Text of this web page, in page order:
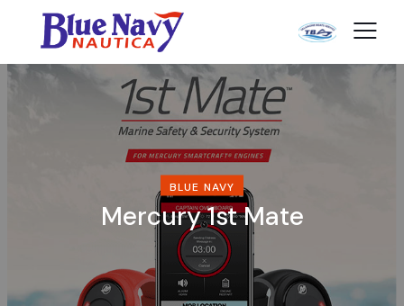
BLUE NAVY
Mercury 1st Mate